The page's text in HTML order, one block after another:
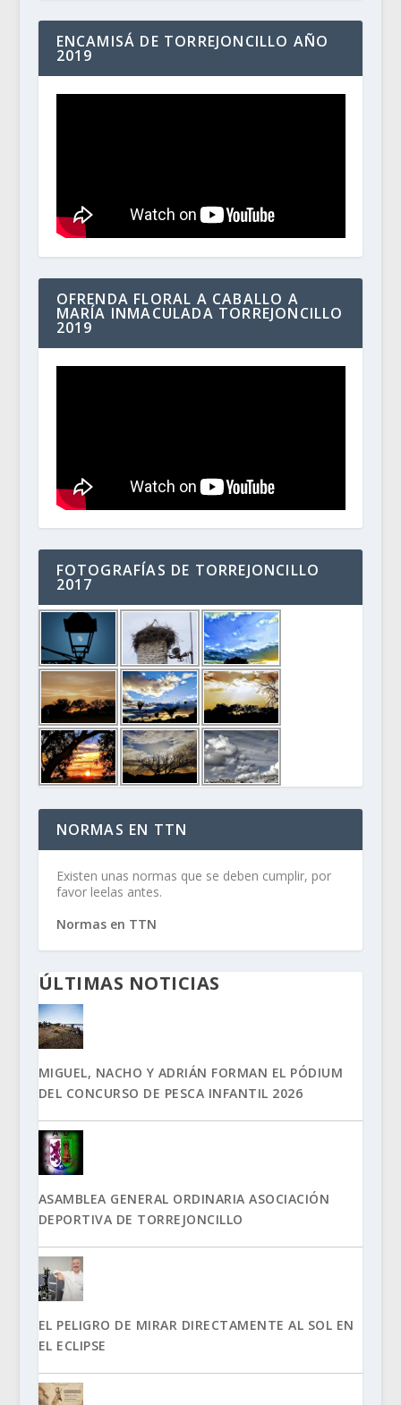
ENCAMISÁ DE TORREJONCILLO AÑO
2019
OFRENDA FLORAL A CABALLO A
MARÍA INMACULADA TORREJONCILLO
2019
FOTOGRAFÍAS DE TORREJONCILLO
2017
NORMAS EN TTN
Existen unas normas que se deben cumplir, por
favor leelas antes.
Normas en TTN
ÚLTIMAS NOTICIAS
MIGUEL, NACHO Y ADRIÁN FORMAN EL PÓDIUM
DEL CONCURSO DE PESCA INFANTIL 2026
ASAMBLEA GENERAL ORDINARIA ASOCIACIÓN
DEPORTIVA DE TORREJONCILLO
EL PELIGRO DE MIRAR DIRECTAMENTE AL SOL EN
EL ECLIPSE